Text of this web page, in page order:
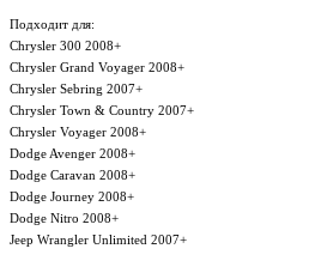
Подходит для:
Chrysler 300 2008+
Chrysler Grand Voyager 2008+
Chrysler Sebring 2007+
Chrysler Town & Country 2007+
Chrysler Voyager 2008+
Dodge Avenger 2008+
Dodge Caravan 2008+
Dodge Journey 2008+
Dodge Nitro 2008+
Jeep Wrangler Unlimited 2007+